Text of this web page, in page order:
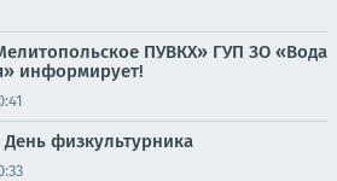
ПУВКХ» ГУП ЗО «Вода
информирует!
День физкультурника